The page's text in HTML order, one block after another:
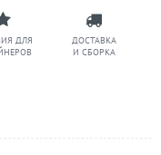
ДЛЯ
ДОСТАВКА
И СБОРКА